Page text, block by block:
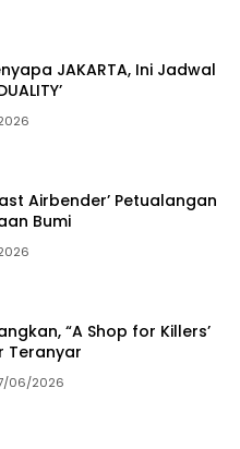
JAKARTA, Ini Jadwal
Airbender’ Petualangan
Bumi
“A Shop for Killers’
Teranyar
06/2026